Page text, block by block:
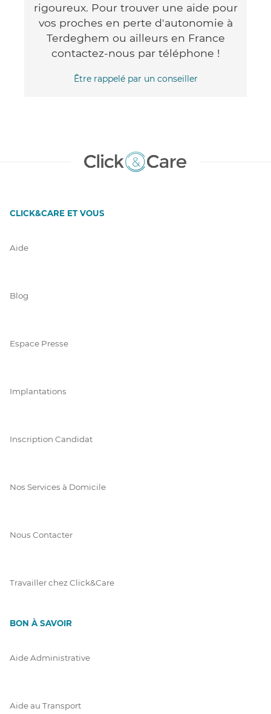
rigoureux. Pour trouver une aide pour
vos proches en perte d'autonomie à
Terdeghem ou ailleurs en France
contactez-nous par téléphone !
Être rappelé par un conseiller
CLICK&CARE ET VOUS
Aide
Blog
Espace Presse
Implantations
Inscription Candidat
Nos Services à Domicile
Nous Contacter
Travailler chez Click&Care
BON À SAVOIR
Aide Administrative
Aide au Transport